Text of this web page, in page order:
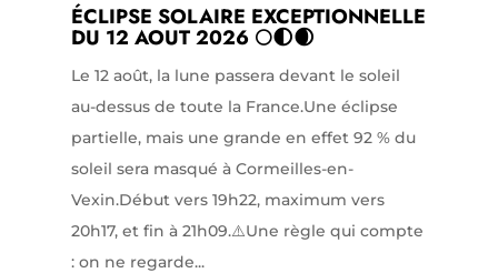
ÉCLIPSE SOLAIRE EXCEPTIONNELLE
DU 12 AOUT 2026 🌕🌓🌒
Le 12 août, la lune passera devant le soleil
au-dessus de toute la France.Une éclipse
partielle, mais une grande en effet 92 % du
soleil sera masqué à Cormeilles-en-
Vexin.Début vers 19h22, maximum vers
20h17, et fin à 21h09.⚠️Une règle qui compte
: on ne regarde...